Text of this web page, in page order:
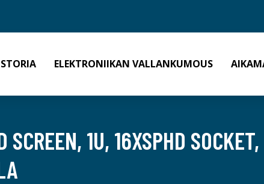
ELEKTRONIIKAN VALLANKUMOUS
1U, 16XSPHD